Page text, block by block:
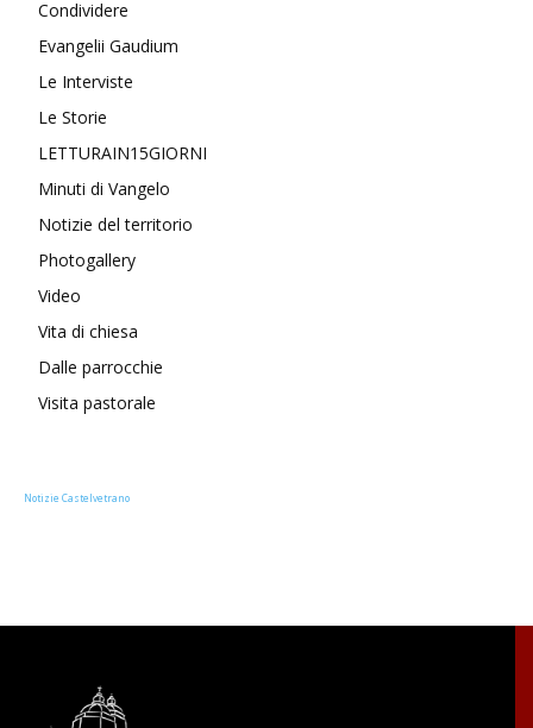
Condividere
Evangelii Gaudium
Le Interviste
Le Storie
LETTURAIN15GIORNI
Minuti di Vangelo
Notizie del territorio
Photogallery
Video
Vita di chiesa
Dalle parrocchie
Visita pastorale
Notizie Castelvetrano